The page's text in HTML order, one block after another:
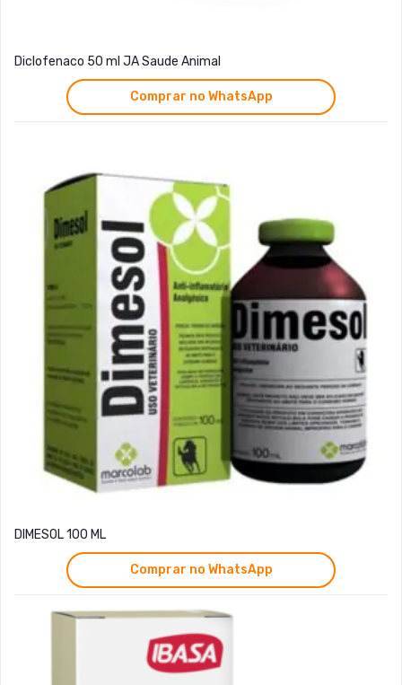
Diclofenaco 50 ml JA Saude Animal
Comprar no WhatsApp
DIMESOL 100 ML
Comprar no WhatsApp